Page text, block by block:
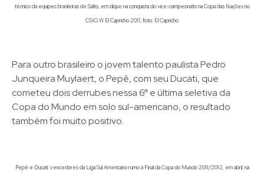
técnico da equipes brasileiras de Salto, em clique na conquista do vice-campeonato na Copa das Nações no
CSIO W El Capricho 2011; foto: El Capricho
Para outro brasileiro o jovem talento paulista Pedro
Junqueira Muylaert, o Pepê, com seu Ducati, que
cometeu dois derrubes nessa 6ª e última seletiva da
Copa do Mundo em solo sul-americano, o resultado
também foi muito positivo.
Pepê e Ducati: vencedores da Liga Sul Americano rumo à Final da Copa do Mundo 2011/2012, em abril, na